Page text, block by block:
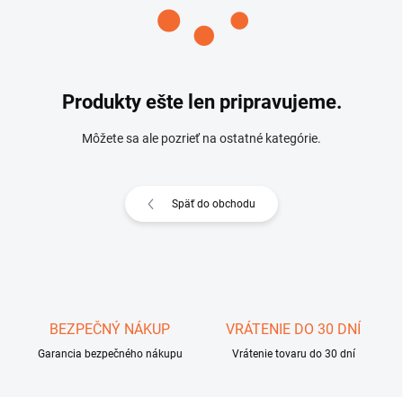
Produkty ešte len pripravujeme.
Môžete sa ale pozrieť na ostatné kategórie.
Späť do obchodu
BEZPEČNÝ NÁKUP
Garancia bezpečného nákupu
VRÁTENIE DO 30 DNÍ
Vrátenie tovaru do 30 dní